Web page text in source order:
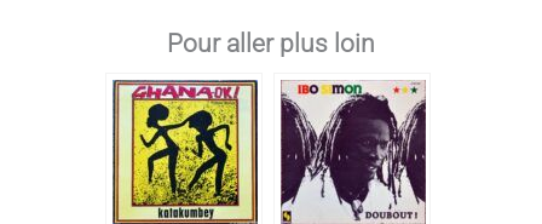
Pour aller plus loin